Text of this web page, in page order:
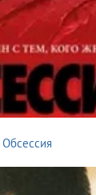
Обсессия